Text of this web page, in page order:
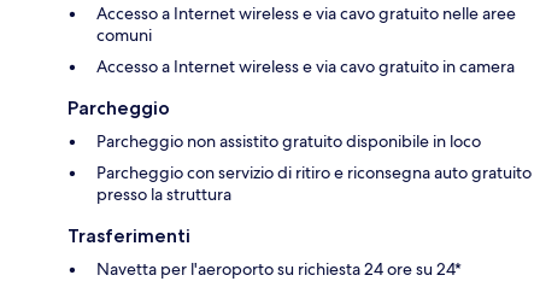
Accesso a Internet wireless e via cavo gratuito nelle aree
comuni
Accesso a Internet wireless e via cavo gratuito in camera
Parcheggio
Parcheggio non assistito gratuito disponibile in loco
Parcheggio con servizio di ritiro e riconsegna auto gratuito
presso la struttura
Trasferimenti
Navetta per l'aeroporto su richiesta 24 ore su 24*